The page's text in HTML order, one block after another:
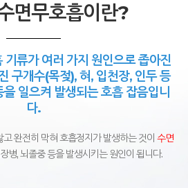
면무호흡이란?
기류가 여러 가지 원인으로 좁아진
구개수(목젖), 혀, 입천장, 인두 등
일으켜 발생되는 호흡 잡음입니
다.
완전히 막혀 호흡정지가 발생하는 것이 수면
병, 뇌졸중 등을 발생시키는 원인이 됩니다.